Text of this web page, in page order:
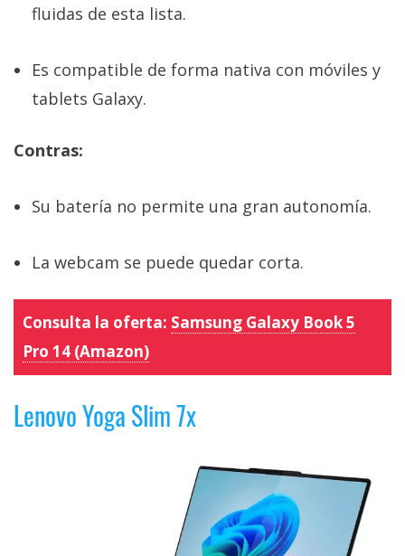
fluidas de esta lista.
Es compatible de forma nativa con móviles y
tablets Galaxy.
Contras:
Su batería no permite una gran autonomía.
La webcam se puede quedar corta.
Consulta la oferta: Samsung Galaxy Book 5
Pro 14 (Amazon)
Lenovo Yoga Slim 7x